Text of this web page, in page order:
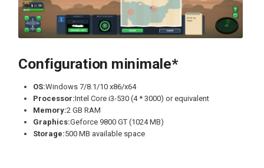
Configuration minimale*
OS:Windows 7/8.1/10 x86/x64
Processor:Intel Core i3-530 (4 * 3000) or equivalent
Memory:2 GB RAM
Graphics:Geforce 9800 GT (1024 MB)
Storage:500 MB available space